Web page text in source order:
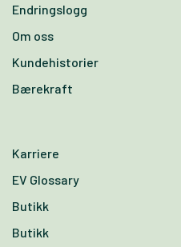
Endringslogg
Om oss
Kundehistorier
Bærekraft
Karriere
EV Glossary
Butikk
Butikk